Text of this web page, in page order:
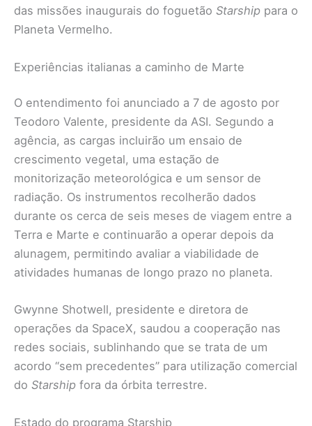
das missões inaugurais do foguetão Starship para o
Planeta Vermelho.
Experiências italianas a caminho de Marte
O entendimento foi anunciado a 7 de agosto por
Teodoro Valente, presidente da ASI. Segundo a
agência, as cargas incluirão um ensaio de
crescimento vegetal, uma estação de
monitorização meteorológica e um sensor de
radiação. Os instrumentos recolherão dados
durante os cerca de seis meses de viagem entre a
Terra e Marte e continuarão a operar depois da
alunagem, permitindo avaliar a viabilidade de
atividades humanas de longo prazo no planeta.
Gwynne Shotwell, presidente e diretora de
operações da SpaceX, saudou a cooperação nas
redes sociais, sublinhando que se trata de um
acordo “sem precedentes” para utilização comercial
do Starship fora da órbita terrestre.
Estado do programa Starship